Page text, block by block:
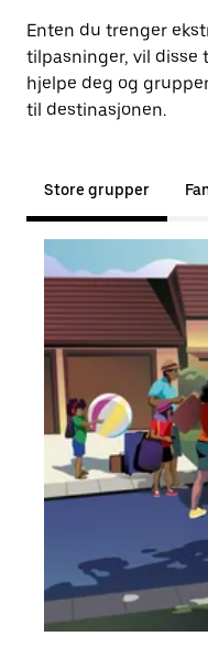
Enten du trenger
tilpasninger, vil disse
hjelpe deg og
til destinasjonen.
Store grupper